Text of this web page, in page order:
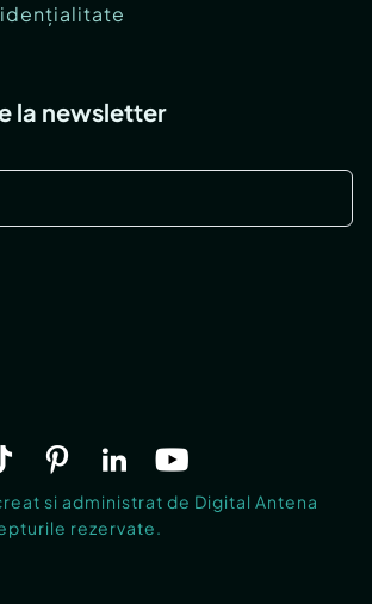
la newsletter
si administrat de Digital Antena
rezervate.